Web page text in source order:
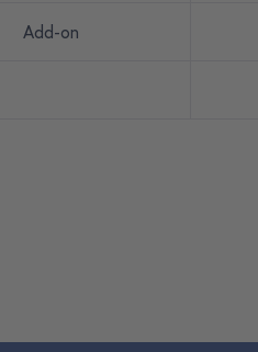
Add-on